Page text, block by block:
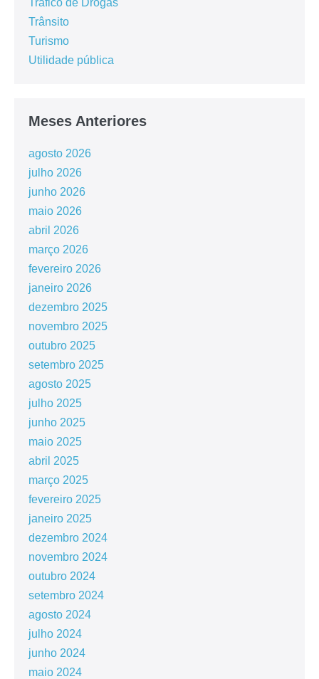
Trânsito
Turismo
Utilidade pública
Meses Anteriores
agosto 2026
julho 2026
junho 2026
maio 2026
abril 2026
março 2026
fevereiro 2026
janeiro 2026
dezembro 2025
novembro 2025
outubro 2025
setembro 2025
agosto 2025
julho 2025
junho 2025
maio 2025
abril 2025
março 2025
fevereiro 2025
janeiro 2025
dezembro 2024
novembro 2024
outubro 2024
setembro 2024
agosto 2024
julho 2024
junho 2024
maio 2024